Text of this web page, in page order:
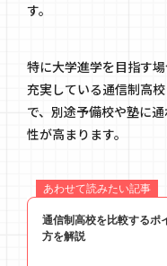
す。
特に大学進学を目指す
充実している通信制高
で、別途予備校や塾に
性が高まります。